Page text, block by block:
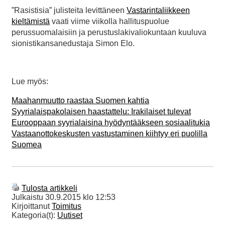
”Rasistisia” julisteita levittäneen Vastarintaliikkeen
kieltämistä vaati viime viikolla hallituspuolue
perussuomalaisiin ja perustuslakivaliokuntaan kuuluva
sionistikansanedustaja Simon Elo.
Lue myös:
Maahanmuutto raastaa Suomen kahtia
Syyrialaispakolaisen haastattelu: Irakilaiset tulevat
Eurooppaan syyrialaisina hyödyntääkseen sosiaalitukia
Vastaanottokeskusten vastustaminen kiihtyy eri puolilla
Suomea
Tulosta artikkeli
Julkaistu 30.9.2015 klo 12:53
KirjoittanutToimitus
Kategoria(t): Uutiset